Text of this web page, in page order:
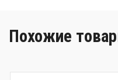
Похожие